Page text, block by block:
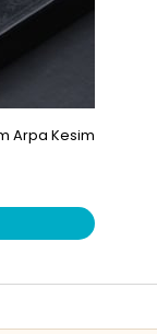
Arpa Kesim